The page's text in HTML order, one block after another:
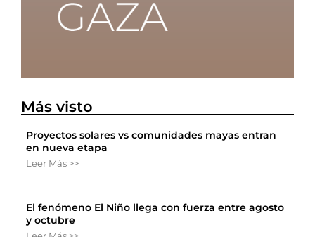
Más visto
Proyectos solares vs comunidades mayas entran
en nueva etapa
Leer Más >>
El fenómeno El Niño llega con fuerza entre agosto
y octubre